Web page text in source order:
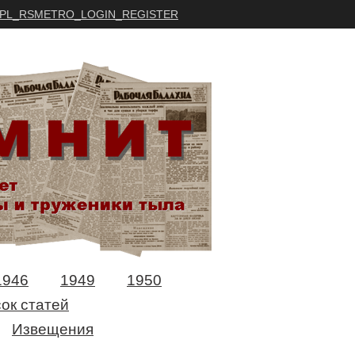
1949
1950
статей
Извещения